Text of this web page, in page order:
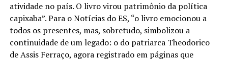
atividade no país. O livro virou patrimônio da política
capixaba”. Para o Notícias do ES, “o livro emocionou a
todos os presentes, mas, sobretudo, simbolizou a
continuidade de um legado: o do patriarca Theodorico
de Assis Ferraço, agora registrado em páginas que